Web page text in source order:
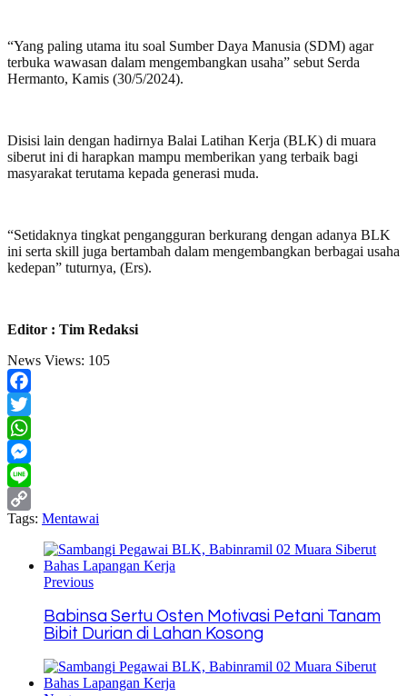
“Yang paling utama itu soal Sumber Daya Manusia (SDM) agar
terbuka wawasan dalam mengembangkan usaha” sebut Serda
Hermanto, Kamis (30/5/2024).
Disisi lain dengan hadirnya Balai Latihan Kerja (BLK) di muara
siberut ini di harapkan mampu memberikan yang terbaik bagi
masyarakat terutama kepada generasi muda.
“Setidaknya tingkat pengangguran berkurang dengan adanya BLK
ini serta skill juga bertambah dalam mengembangkan berbagai usaha
kedepan” tuturnya, (Ers).
Editor : Tim Redaksi
News Views: 105
Facebook
Twitter
WhatsApp
Messenger
Line
Copy
Tags: Mentawai
Previous
Babinsa Sertu Osten Motivasi Petani Tanam
Bibit Durian di Lahan Kosong